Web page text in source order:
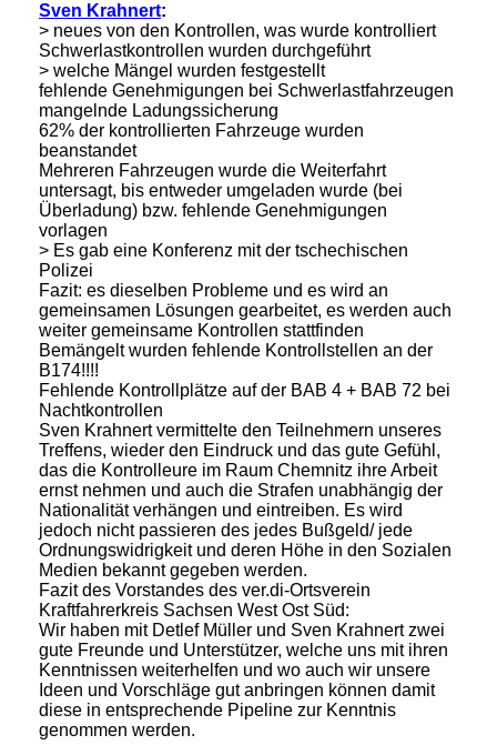
Sven Krahnert:
> neues von den Kontrollen, was wurde kontrolliert
Schwerlastkontrollen wurden durchgeführt
> welche Mängel wurden festgestellt
fehlende Genehmigungen bei Schwerlastfahrzeugen
mangelnde Ladungssicherung
62% der kontrollierten Fahrzeuge wurden
beanstandet
Mehreren Fahrzeugen wurde die Weiterfahrt
untersagt, bis entweder umgeladen wurde (bei
Überladung) bzw. fehlende Genehmigungen
vorlagen
> Es gab eine Konferenz mit der tschechischen
Polizei
Fazit: es dieselben Probleme und es wird an
gemeinsamen Lösungen gearbeitet, es werden auch
weiter gemeinsame Kontrollen stattfinden
Bemängelt wurden fehlende Kontrollstellen an der
B174!!!!
Fehlende Kontrollplätze auf der BAB 4 + BAB 72 bei
Nachtkontrollen
Sven Krahnert vermittelte den Teilnehmern unseres
Treffens, wieder den Eindruck und das gute Gefühl,
das die Kontrolleure im Raum Chemnitz ihre Arbeit
ernst nehmen und auch die Strafen unabhängig der
Nationalität verhängen und eintreiben. Es wird
jedoch nicht passieren des jedes Bußgeld/ jede
Ordnungswidrigkeit und deren Höhe in den Sozialen
Medien bekannt gegeben werden.
Fazit des Vorstandes des ver.di-Ortsverein
Kraftfahrerkreis Sachsen West Ost Süd:
Wir haben mit Detlef Müller und Sven Krahnert zwei
gute Freunde und Unterstützer, welche uns mit ihren
Kenntnissen weiterhelfen und wo auch wir unsere
Ideen und Vorschläge gut anbringen können damit
diese in entsprechende Pipeline zur Kenntnis
genommen werden.